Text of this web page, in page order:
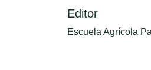
Editor
Escuela Agrícola